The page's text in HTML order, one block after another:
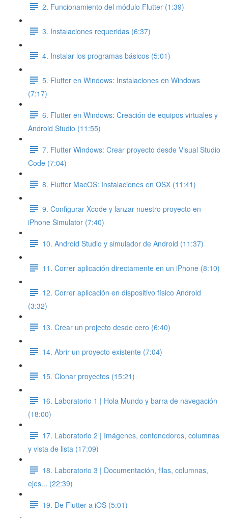
2. Funcionamiento del módulo Flutter (1:39)
3. Instalaciones requeridas (6:37)
4. Instalar los programas básicos (5:01)
5. Flutter en Windows: Instalaciones en Windows
(7:17)
6. Flutter en Windows: Creación de equipos virtuales y
Android Studio (11:55)
7. Flutter Windows: Crear proyecto desde Visual Studio
Code (7:04)
8. Flutter MacOS: Instalaciones en OSX (11:41)
9. Configurar Xcode y lanzar nuestro proyecto en
iPhone Simulator (7:40)
10. Android Studio y simulador de Android (11:37)
11. Correr aplicación directamente en un iPhone (8:10)
12. Correr aplicación en dispositivo físico Android
(3:32)
13. Crear un projecto desde cero (6:40)
14. Abrir un proyecto existente (7:04)
15. Clonar proyectos (15:21)
16. Laboratorio 1 | Hola Mundo y barra de navegación
(18:00)
17. Laboratorio 2 | Imágenes, contenedores, columnas
y vista de lista (17:09)
18. Laboratorio 3 | Documentación, filas, columnas,
ejes... (22:39)
19. De Flutter a iOS (5:01)